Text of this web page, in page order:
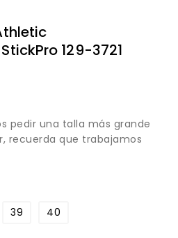
129-3721
pedir una talla más grande
recuerda que trabajamos
39 40